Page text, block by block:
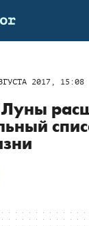
2017, 15:08